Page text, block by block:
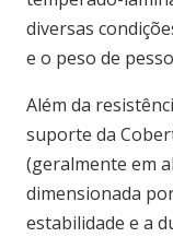
diversas
e o peso de
Além da
suporte da
(geralmente em
dimensionada
estabilidade e a